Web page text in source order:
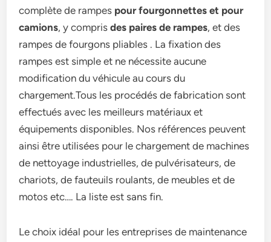
complète de rampes pour fourgonnettes et pour
camions, y comprisdes paires de rampes, et des
rampes de fourgons pliables . La fixation des
rampes est simple et ne nécessite aucune
modification du véhicule au cours du
chargement.Tous les procédés de fabrication sont
effectués avec les meilleurs matériaux et
équipements disponibles. Nos références peuvent
ainsi être utilisées pour le chargement de machines
de nettoyage industrielles, de pulvérisateurs, de
chariots, de fauteuils roulants, de meubles et de
motos etc…. La liste est sans fin.
Le choix idéal pour les entreprises de maintenance